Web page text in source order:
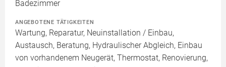
Badezimmer
ANGEBOTENE TÄTIGKEITEN
Wartung, Reparatur, Neuinstallation / Einbau,
Austausch, Beratung, Hydraulischer Abgleich, Einbau
von vorhandenem Neugerät, Thermostat, Renovierung,